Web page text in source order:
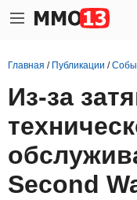
Главная / Публикации /
Из-за
Second